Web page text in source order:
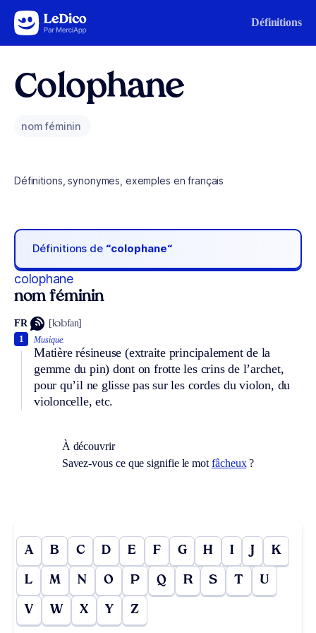
Aller au contenu Définitions
Colophane
nom féminin
Définitions, synonymes, exemples en français
Définitions de “colophane“
colophane
nom féminin
FR [kɔlɔfan]
Musique.
Matière résineuse (extraite principalement de la
gemme du pin) dont on frotte les crins de l’archet,
pour qu’il ne glisse pas sur les cordes du violon, du
violoncelle, etc.
1
À découvrir
Savez-vous ce que signifie le mot fâcheux?
A B C D E F G H I J K
L M N O P Q R S T U
V W X Y Z